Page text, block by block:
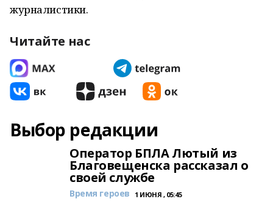
журналистики.
Читайте нас
Выбор редакции
Оператор БПЛА Лютый из
Благовещенска рассказал о
своей службе
Время героев 1 ИЮНЯ , 05:45